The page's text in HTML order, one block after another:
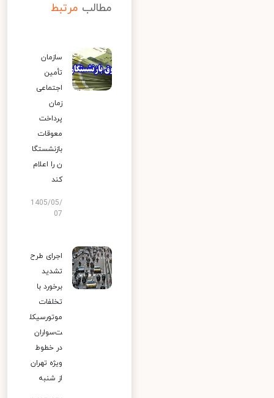
مطالب مرتبط
سازمان
تأمین
اجتماعی
زمان
پرداخت
معوقات
بازنشستگا
ن را اعلام
کند
1405/05/
07
اجرای طرح
تشدید
برخورد با
تخلفات
موتورسیکل
ت‌سواران
در خطوط
ویژه تهران
از شنبه